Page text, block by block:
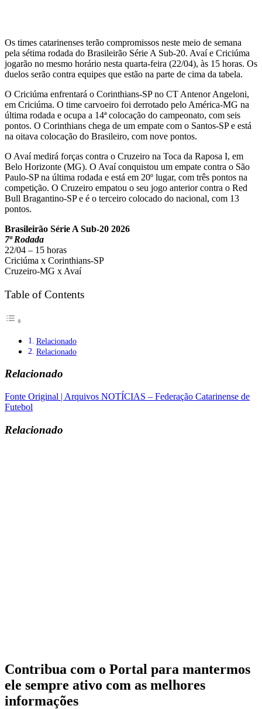
Os times catarinenses terão compromissos neste meio de semana
pela sétima rodada do Brasileirão Série A Sub-20. Avaí e Criciúma
jogarão no mesmo horário nesta quarta-feira (22/04), às 15 horas. Os
duelos serão contra equipes que estão na parte de cima da tabela.
O Criciúma enfrentará o Corinthians-SP no CT Antenor Angeloni,
em Criciúma. O time carvoeiro foi derrotado pelo América-MG na
última rodada e ocupa a 14ª colocação do campeonato, com seis
pontos. O Corinthians chega de um empate com o Santos-SP e está
na oitava colocação do Brasileiro, com nove pontos.
O Avaí medirá forças contra o Cruzeiro na Toca da Raposa I, em
Belo Horizonte (MG). O Avaí conquistou um empate contra o São
Paulo-SP na última rodada e está em 20º lugar, com três pontos na
competição. O Cruzeiro empatou o seu jogo anterior contra o Red
Bull Bragantino-SP e é o terceiro colocado do nacional, com 13
pontos.
Brasileirão Série A Sub-20 2026
7ª Rodada
22/04 – 15 horas
Criciúma x Corinthians-SP
Cruzeiro-MG x Avaí
Table of Contents
Relacionado
Relacionado
Relacionado
Fonte Original | Arquivos NOTÍCIAS – Federação Catarinense de
Futebol
Relacionado
Contribua com o Portal para mantermos
ele sempre ativo com as melhores
informações